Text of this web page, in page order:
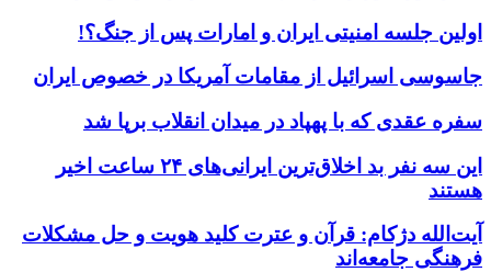
اولین جلسه امنیتی ایران و امارات پس از جنگ؟!
جاسوسی اسرائیل از مقامات آمریکا در خصوص ایران
سفره عقدی که با پهپاد در میدان انقلاب برپا شد
این سه نفر بد اخلاق‌ترین ایرانی‌های ۲۴ ساعت اخیر
هستند
آیت‌الله دژکام: قرآن و عترت کلید هویت و حل مشکلات
فرهنگی جامعه‌اند